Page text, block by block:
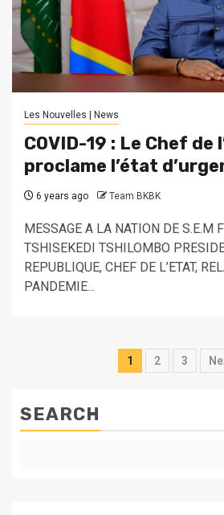
Les Nouvelles | News
COVID-19 : Le Chef de
proclame l’état
6 years ago Team BKBK
MESSAGE A LA NATION DE S.E.M
TSHISEKEDI TSHILOMBO
REPUBLIQUE, CHEF DE L’ETAT,
PANDEMIE...
1 2 3
SEARCH